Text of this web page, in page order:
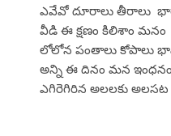
ఎవేవో దూరాలు తీరాలు
వీడి ఈ క్షణం కిలిశాం మనం
లోలోన పంతాలు కోపాలు
అన్ని ఈ దినం మన ఇంధనం
ఎగిరెగిరిన అలలకు అలసట